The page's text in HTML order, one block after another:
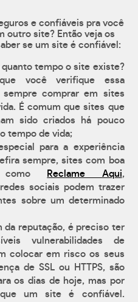
e confiáveis pra você
outro site? Então veja os
se um site é confiável:
tempo o site existe?
você verifique essa
comprar em sites
É comum que sites que
sido criados há pouco
tempo de vida;
para a experiência
sempre, sites com boa
como
Reclame Aqui,
sociais podem trazer
sobre um determinado
da reputação, é preciso ter
vulnerabilidades de
colocar em risco os seus
de SSL ou HTTPS, são
os dias de hoje, mas por
um site é confiável.